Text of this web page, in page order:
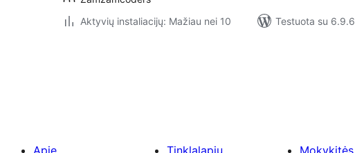
Aktyvių instaliacijų: Mažiau nei 10
Testuota su 6.9.6
Apie Tinklalapių Mokykitės